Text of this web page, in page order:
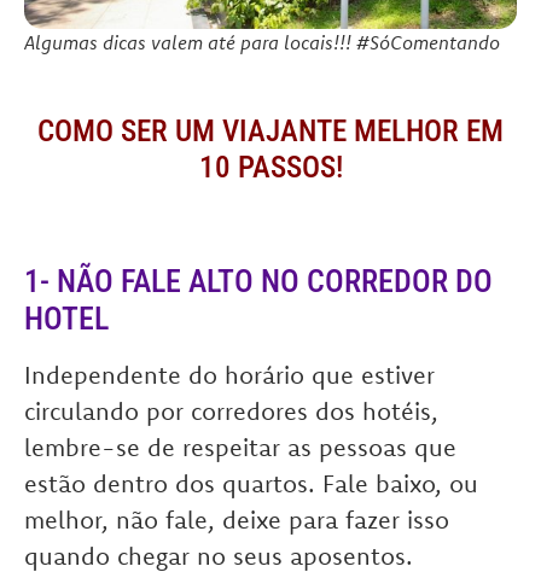
Algumas dicas valem até para locais!!! #SóComentando
COMO SER UM VIAJANTE MELHOR EM
10 PASSOS!
1- NÃO FALE ALTO NO CORREDOR DO
HOTEL
Independente do horário que estiver
circulando por corredores dos hotéis,
lembre-se de respeitar as pessoas que
estão dentro dos quartos. Fale baixo, ou
melhor, não fale, deixe para fazer isso
quando chegar no seus aposentos.